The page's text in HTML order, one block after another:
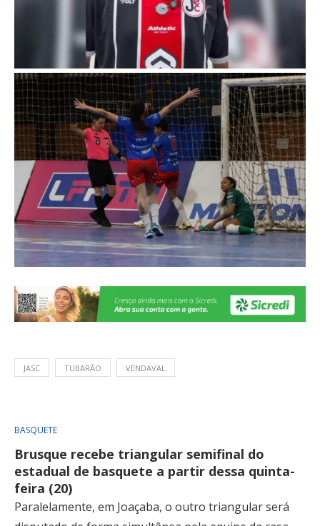
JASC TUBARÃO VENDAVAL
BASQUETE
Brusque recebe triangular semifinal do
estadual de basquete a partir dessa quinta-
feira (20)
Paralelamente, em Joaçaba, o outro triangular será